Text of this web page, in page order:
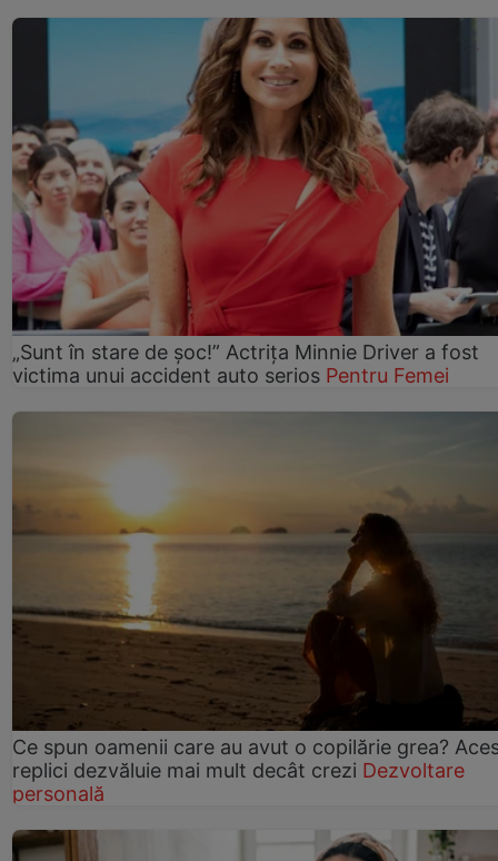
„Sunt în stare de șoc!” Actrița Minnie Driver a fost
victima unui accident auto serios Pentru Femei
Ce spun oamenii care au avut o copilărie grea?
replici dezvăluie mai mult decât crezi Dezvoltare
personală